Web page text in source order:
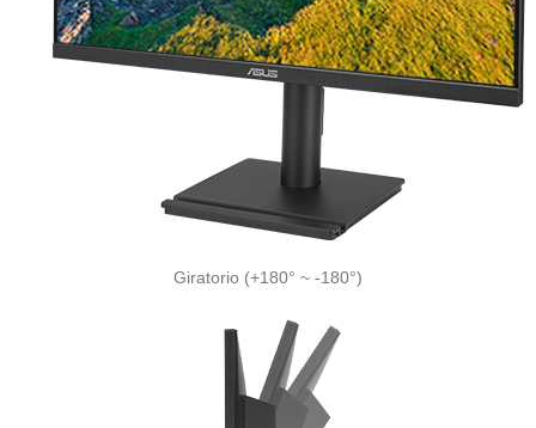
Giratorio (+180° ~ -180°)